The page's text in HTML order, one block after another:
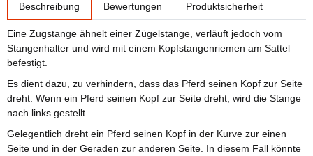
Beschreibung Bewertungen Produktsicherheit
Eine Zugstange ähnelt einer Zügelstange, verläuft jedoch vom
Stangenhalter und wird mit einem Kopfstangenriemen am Sattel
befestigt.
Es dient dazu, zu verhindern, dass das Pferd seinen Kopf zur Seite
dreht. Wenn ein Pferd seinen Kopf zur Seite dreht, wird die Stange
nach links gestellt.
Gelegentlich dreht ein Pferd seinen Kopf in der Kurve zur einen
Seite und in der Geraden zur anderen Seite. In diesem Fall könnte